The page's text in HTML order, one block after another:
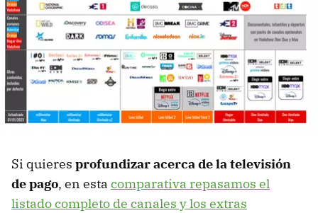
Si quieres profundizar acerca de la televisión
de pago, en esta comparativa repasamos el
listado completo de canales y los extras